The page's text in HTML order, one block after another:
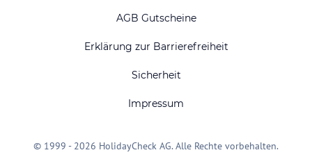
AGB Gutscheine
Erklärung zur Barrierefreiheit
Sicherheit
Impressum
© 1999 - 2026 HolidayCheck AG. Alle Rechte vorbehalten.